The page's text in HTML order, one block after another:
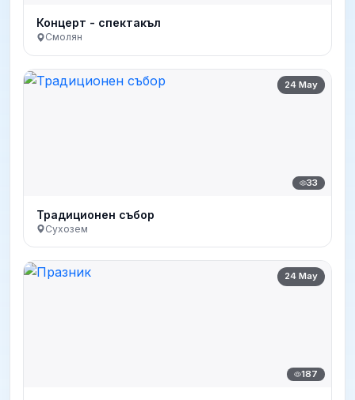
Концерт - спектакъл
Смолян
24 May
33
Традиционен събор
Сухозем
24 May
187